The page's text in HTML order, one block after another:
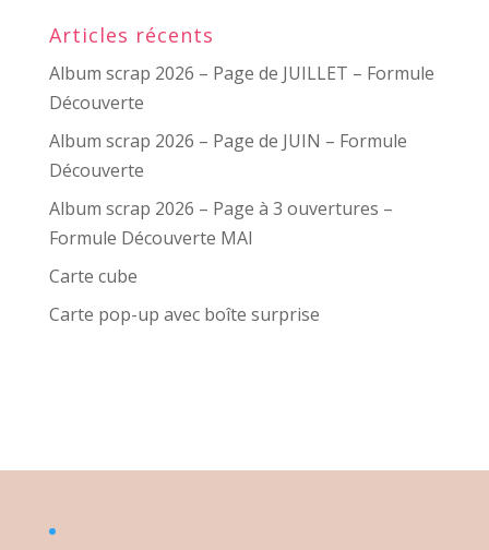
Articles récents
Album scrap 2026 – Page de JUILLET – Formule
Découverte
Album scrap 2026 – Page de JUIN – Formule
Découverte
Album scrap 2026 – Page à 3 ouvertures –
Formule Découverte MAI
Carte cube
Carte pop-up avec boîte surprise